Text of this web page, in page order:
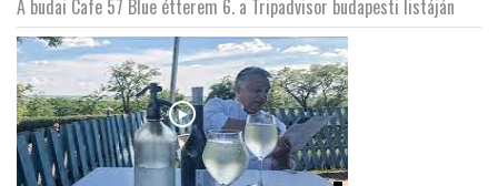
A budai Cafe 57 Blue étterem 6. a Tripadvisor budapesti listáján